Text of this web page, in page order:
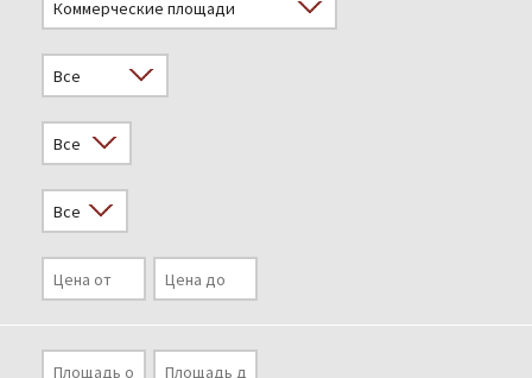
Оценка недвижимости
Предприятие
Услуги
Kонтакты